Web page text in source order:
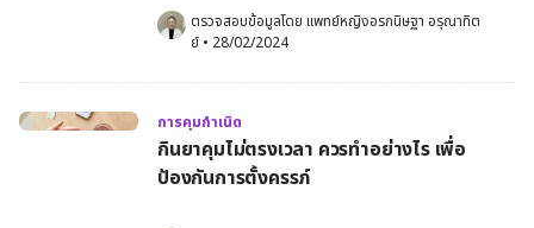
ตรวจสอบข้อมูลโดย แพทย์หญิงอรกนิษฐา อรุณาทิต
ย์ • 28/02/2024
การคุมกำเนิด
กินยาคุมไม่ตรงเวลา ควรทำอย่างไร เพื่อ
ป้องกันการตั้งครรภ์